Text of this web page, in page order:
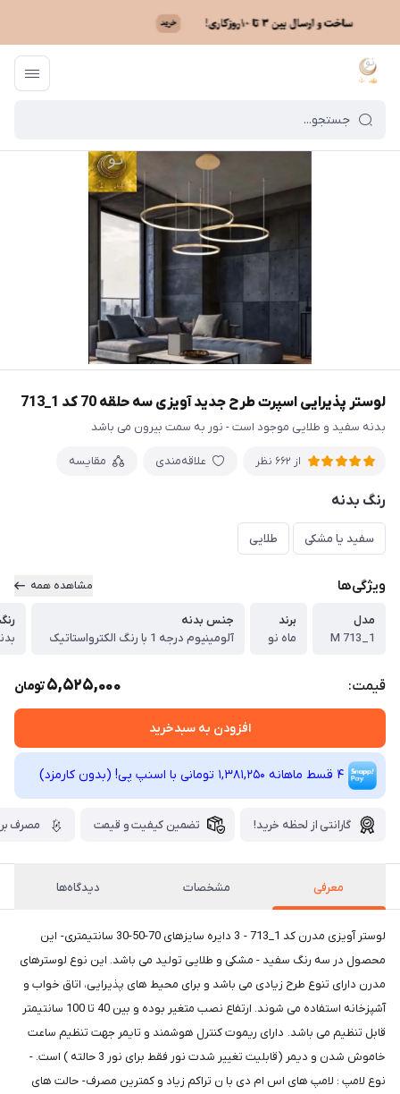
ماه نو / فهرست محصولات
لوستر پذیرایی اسپرت طرح جدید آویزی سه حلقه 70 کد 1_713
بدنه سفید و طلایی موجود است - نور به سمت بیرون می باشد
از 662 نظر علاقه‌مندی مقایسه
رنگ بدنه
سفید یا مشکی طلایی
ویژگی‌ها مشاهده همه
مدل
M 713_1
برند
ماه نو
جنس بدنه
آلومینیوم درجه 1 با رنگ الکترواستاتیک
قیمت: 5,525,000تومان
افزودن به سبدخرید
4 قسط ماهانه 1,381,250 تومانی با اسنپ ‌پی! (بدون کارمزد)
گارانتی از لحظه خرید! تضمین کیفیت و قیمت مصرف
معرفی مشخصات دیدگاه‌ها
لوستر آویزی مدرن کد 1_713 - 3 دایره سایزهای 70-50-30 سانتیمتری- این
محصول در سه رنگ سفید - مشکی و طلایی تولید می باشد. این نوع لوسترهای
مدرن دارای تنوع طرح زیادی می باشد و برای محیط های پذیرایی، اتاق خواب و
آشپزخانه استفاده می شوند. ارتفاع نصب متغیر بوده و بین 40 تا 100 سانتیمتر
قابل تنظیم می باشد. دارای ریموت کنترل هوشمند و تایمر جهت تنظیم ساعت
خاموش شدن و دیمر (قابلیت تغییر شدت نور فقط برای نور 3 حالته ) است. -
نوع لامپ : لامپ های اس ام دی با ن تراکم زیاد و کمترین مصرف- حالت های